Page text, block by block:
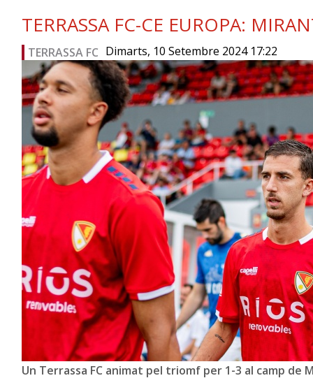
TERRASSA FC-CE EUROPA:
TERRASSA FC Dimarts, 10 Setembre 2024 17:22
Un Terrassa FC animat pel triomf per 1-3 al camp de